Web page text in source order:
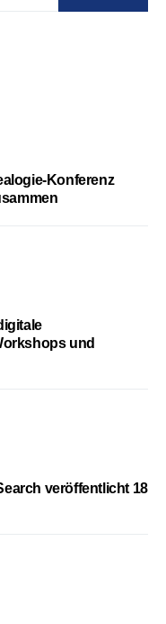
Konferenz
und
veröffentlicht 18